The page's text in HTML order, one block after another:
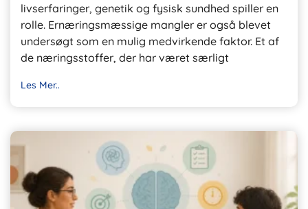
livserfaringer, genetik og fysisk sundhed spiller en
rolle. Ernæringsmæssige mangler er også blevet
undersøgt som en mulig medvirkende faktor. Et af
de næringsstoffer, der har været særligt
Les Mer..